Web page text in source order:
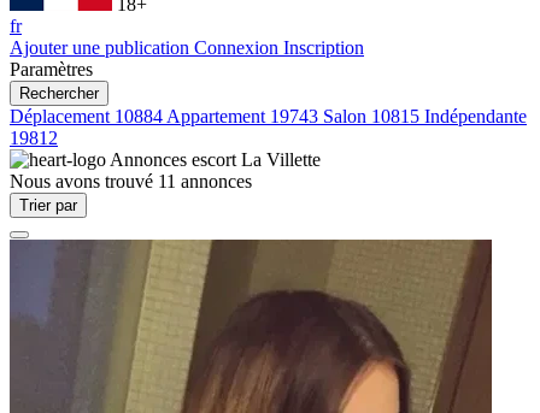
18+
fr
Ajouter une publication Connexion Inscription
Paramètres
Rechercher
Déplacement 10884 Appartement 19743 Salon 10815 Indépendante
19812
Annonces escort La Villette
Nous avons trouvé 11 annonces
Trier par